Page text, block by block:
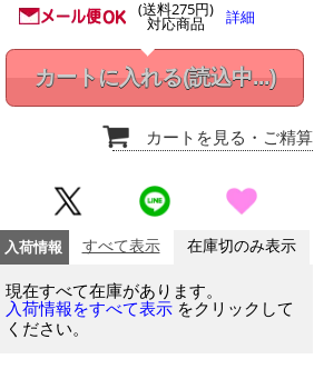
(送料275円)
対応商品 詳細
カートに入れる(読込中...)
カートを見る ・ご精算
入荷情報 すべて表示 在庫切のみ表示
現在すべて在庫があります。
入荷情報をすべて表示 をクリックして
ください。